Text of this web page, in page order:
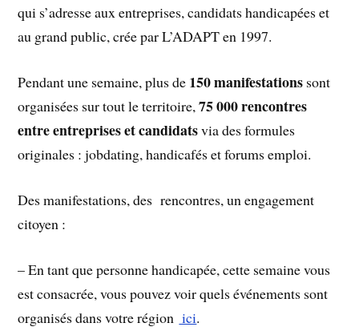
qui s’adresse aux entreprises, candidats handicapées et
au grand public, crée par L’ADAPT en 1997.
Pendant une semaine, plus de 150 manifestations sont
organisées sur tout le territoire,75 000 rencontres
entre entreprises et candidatsvia des formules
originales : jobdating, handicafés et forums emploi.
Des manifestations, des rencontres, un engagement
citoyen :
– En tant que personne handicapée, cette semaine vous
est consacrée, vous pouvez voir quels événements sont
organisés dans votre région ici.